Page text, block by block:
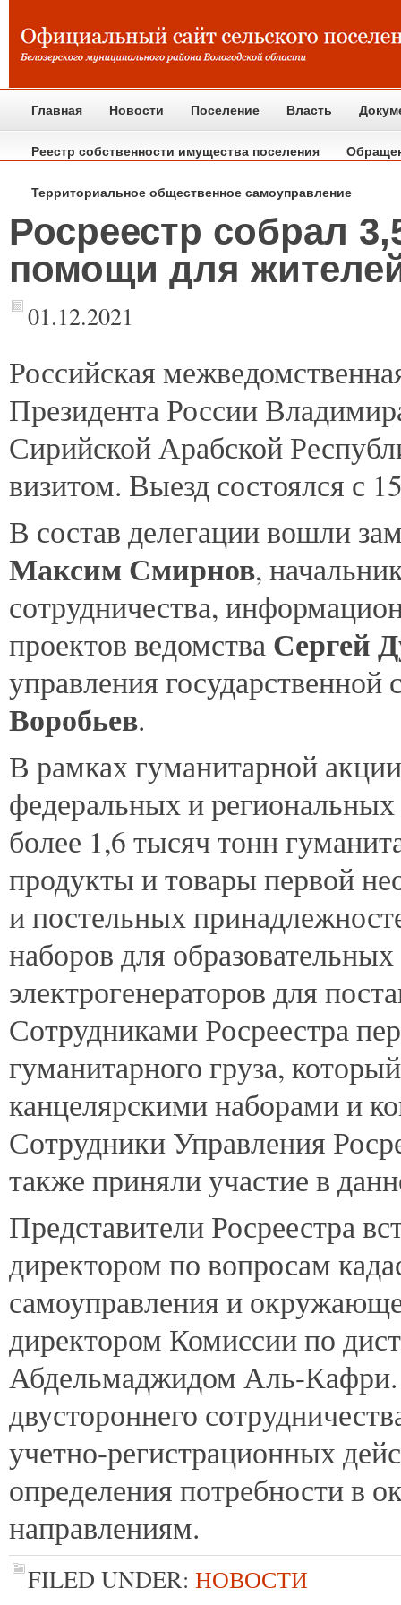
Главная Новости Поселение Власть
Реестр собственности имущества поселения
Территориальное общественное самоуправление
Росреестр собрал
помощи для
01.12.2021
Российская
Президента России
Сирийской Арабской
визитом. Выезд состоялся с
В состав делегации вошли
Максим Смирнов,
сотрудничества,
проектов ведомства Сергей
управления
Воробьев.
В рамках гуманитарной
федеральных и
более 1,6 тысяч тонн
продукты и товары первой
и постельных
наборов для
электрогенераторов для
Сотрудниками Росреестра
гуманитарного груза,
канцелярскими наборами и
Сотрудники Управления
также приняли участие в
Представители Росреестра
директором по вопросам
самоуправления и
директором Комиссии по
Абдельмаджидом Аль-
двустороннего
учетно-регистрационных
определения потребности в
направлениям.
FILED UNDER: НОВОСТИ